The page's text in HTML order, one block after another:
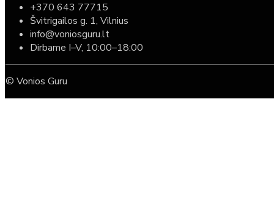
+370 643 77715
Švitrigailos g. 1, Vilnius
info@voniosguru.lt
Dirbame I–V, 10:00–18:00
© Vonios Guru